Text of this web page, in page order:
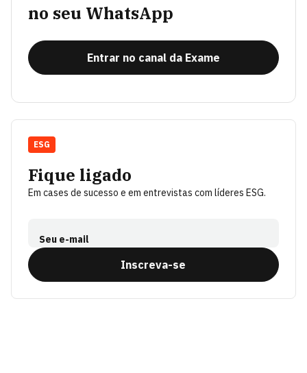
no seu WhatsApp
Entrar no canal da Exame
Fique ligado
Em cases de sucesso e em entrevistas com líderes ESG.
Seu e-mail
Inscreva-se
ESG